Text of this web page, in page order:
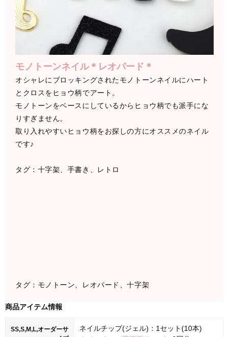
モノトーンネイル＊レオパード＊
オシャレにブロッキングされたモノトーンネイルにハート
とクロスをヒョウ柄でアート。
モノトーンをベースにしているからヒョウ柄でも派手にな
りすぎません。
取り入れやすいヒョウ柄をお探しの方にオススメのネイル
です♪
タグ：十字架、手書き、レトロ
タグ：モノトーン、レオパード、十字架
商品アイテム情報
SS,S,M,L,オーダーサ
ネイルチップ(ジェル)：1セット(10本)